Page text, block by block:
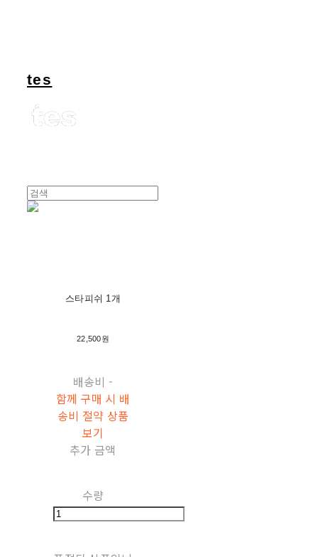
tes
스타피쉬 1개
22,500원
배송비 -
함께 구매 시 배
송비 절약 상품
보기
추가 금액
수량